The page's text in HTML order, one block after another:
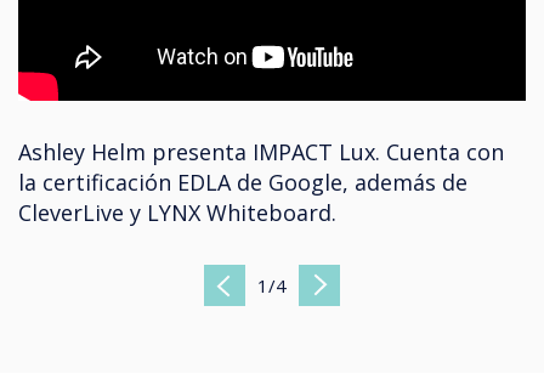
Ashley Helm presenta IMPACT Lux. Cuenta con
la certificación EDLA de Google, además de
CleverLive y LYNX Whiteboard.
Previous
1 /4 Next